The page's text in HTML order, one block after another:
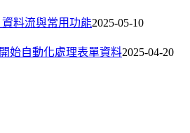
料流與常用功能2025-05-10
始自動化處理表單資料2025-04-20